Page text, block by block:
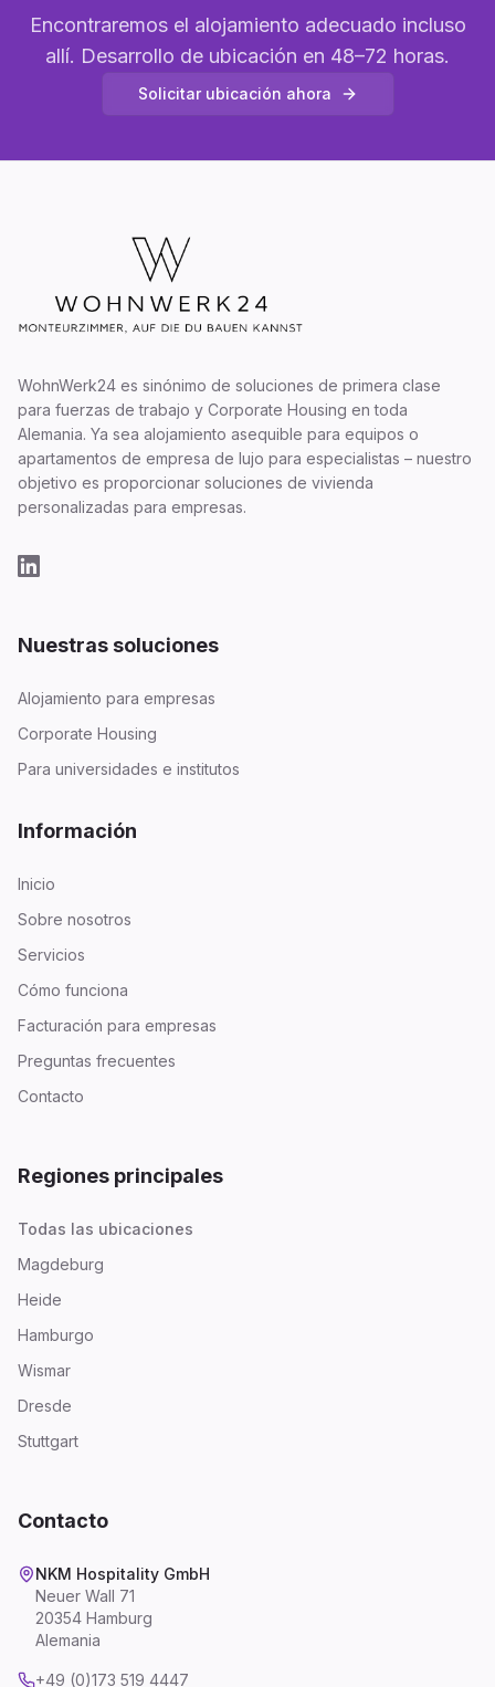
Encontraremos el alojamiento adecuado incluso
allí. Desarrollo de ubicación en 48–72 horas.
Solicitar ubicación ahora
WohnWerk24 es sinónimo de soluciones de primera clase
para fuerzas de trabajo y Corporate Housing en toda
Alemania. Ya sea alojamiento asequible para equipos o
apartamentos de empresa de lujo para especialistas – nuestro
objetivo es proporcionar soluciones de vivienda
personalizadas para empresas.
Nuestras soluciones
Alojamiento para empresas
Corporate Housing
Para universidades e institutos
Información
Inicio
Sobre nosotros
Servicios
Cómo funciona
Facturación para empresas
Preguntas frecuentes
Contacto
Regiones principales
Todas las ubicaciones
Magdeburg
Heide
Hamburgo
Wismar
Dresde
Stuttgart
Contacto
NKM Hospitality GmbH
Neuer Wall 71
20354 Hamburg
Alemania
+49 (0)173 519 4447